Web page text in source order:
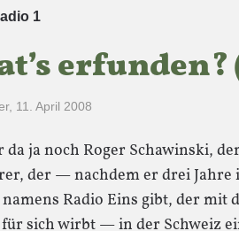
1
erfunden?
, 11. April 2008
ja noch Roger Schawinski,
der — nachdem er drei Jahre
Radio Eins gibt, der mit
für sich wirbt — in der Schweiz